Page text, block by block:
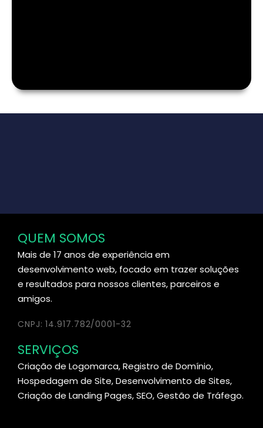
QUEM SOMOS
Mais de 17 anos de experiência em
desenvolvimento web, focado em trazer soluções
e resultados para nossos clientes, parceiros e
amigos.
CNPJ: 14.917.782/0001-32
SERVIÇOS
Criação de Logomarca, Registro de Domínio,
Hospedagem de Site, Desenvolvimento de Sites,
Criação de Landing Pages, SEO, Gestão de Tráfego.